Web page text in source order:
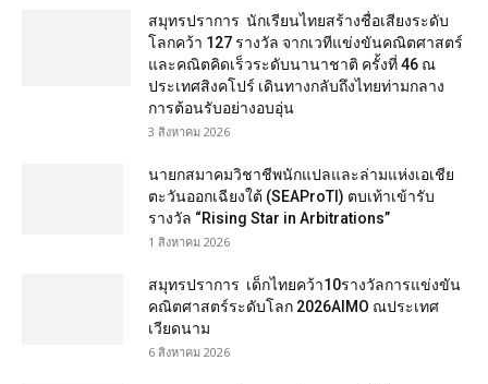
สมุทรปราการ นักเรียนไทยสร้างชื่อเสียงระดับ
โลกคว้า 127 รางวัล จากเวทีแข่งขันคณิตศาสตร์
และคณิตคิดเร็วระดับนานาชาติ ครั้งที่ 46 ณ
ประเทศสิงคโปร์ เดินทางกลับถึงไทยท่ามกลาง
การต้อนรับอย่างอบอุ่น
3 สิงหาคม 2026
นายกสมาคมวิชาชีพนักแปลและล่ามแห่งเอเชีย
ตะวันออกเฉียงใต้ (SEAProTI) ตบเท้าเข้ารับ
รางวัล “Rising Star in Arbitrations”
1 สิงหาคม 2026
สมุทรปราการ เด็กไทยคว้า10รางวัลการแข่งขัน
คณิตศาสตร์ระดับโลก 2026AIMO ณประเทศ
เวียดนาม
6 สิงหาคม 2026